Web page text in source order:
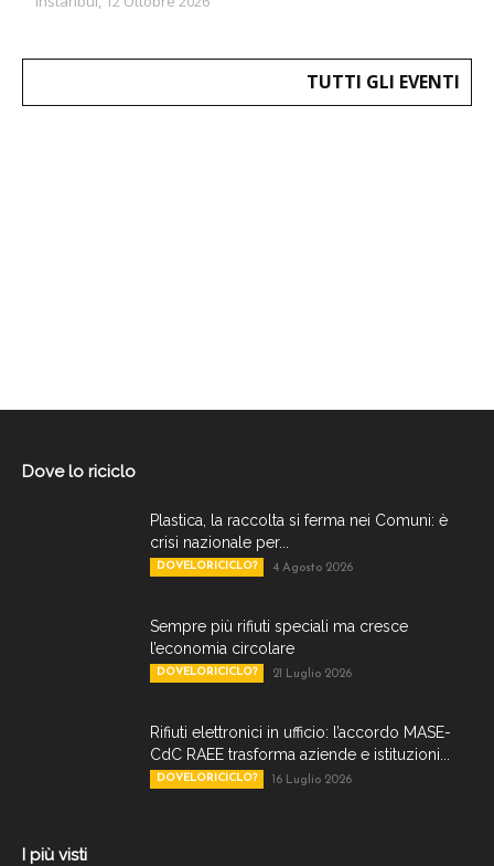
TUTTI GLI EVENTI
Dove lo riciclo
Plastica, la raccolta si ferma nei Comuni: è
crisi nazionale per...
DOVELORICICLO? 4 Agosto 2026
Sempre più rifiuti speciali ma cresce
l’economia circolare
DOVELORICICLO? 21 Luglio 2026
Rifiuti elettronici in ufficio: l’accordo MASE-
CdC RAEE trasforma aziende e istituzioni...
DOVELORICICLO? 16 Luglio 2026
I più visti